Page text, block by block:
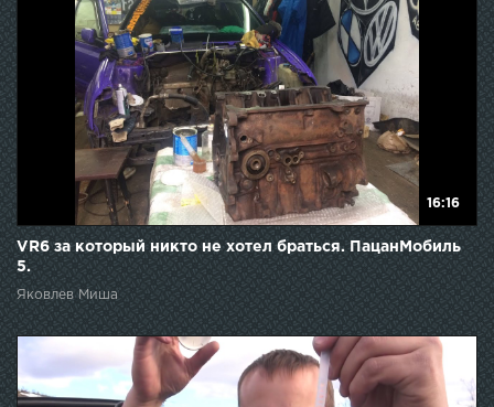
16:16
VR6 за который никто не хотел браться. ПацанМобиль
5.
Яковлев Миша